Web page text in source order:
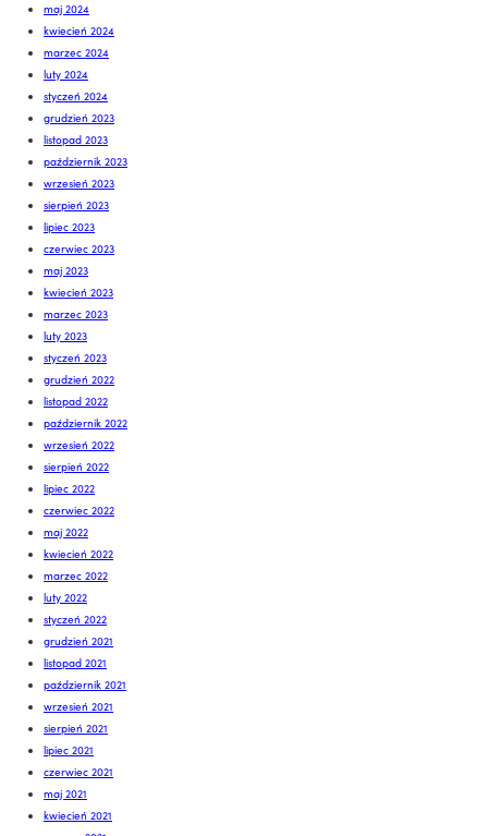
maj 2024
kwiecień 2024
marzec 2024
luty 2024
styczeń 2024
grudzień 2023
listopad 2023
październik 2023
wrzesień 2023
sierpień 2023
lipiec 2023
czerwiec 2023
maj 2023
kwiecień 2023
marzec 2023
luty 2023
styczeń 2023
grudzień 2022
listopad 2022
październik 2022
wrzesień 2022
sierpień 2022
lipiec 2022
czerwiec 2022
maj 2022
kwiecień 2022
marzec 2022
luty 2022
styczeń 2022
grudzień 2021
listopad 2021
październik 2021
wrzesień 2021
sierpień 2021
lipiec 2021
czerwiec 2021
maj 2021
kwiecień 2021